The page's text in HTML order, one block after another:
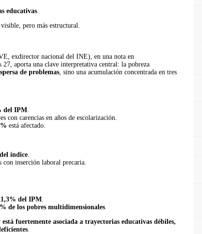
educativas.
pero más estructural.
exdirector nacional del INE), en una nota en
27, aporta una clave interpretativa central: la pobreza
de problemas, sino una acumulación concentrada en tres
del IPM.
con carencias en años de escolarización.
está afectado.
índice.
con inserción laboral precaria.
del IPM.
de los pobres multidimensionales.
fuertemente asociada a trayectorias educativas débiles,
.